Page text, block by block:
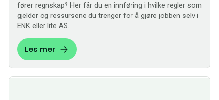
fører regnskap? Her får du en innføring i hvilke regler som
gjelder og ressursene du trenger for å gjøre jobben selv i
ENK eller lite AS.
Les mer